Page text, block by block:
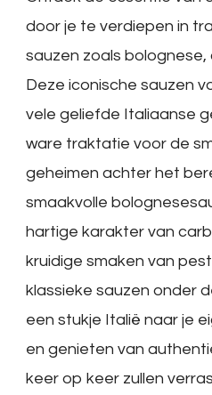
door je te verdiepen in
sauzen zoals
Deze iconische sauzen
vele geliefde Italiaanse
ware traktatie voor de
geheimen achter het
smaakvolle
hartige karakter van
kruidige smaken van
klassieke sauzen onder
een stukje Italië naar je
en genieten van
keer op keer zullen